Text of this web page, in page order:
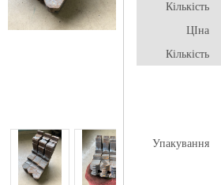
Кількість
ЦІна
Кількість
Упакування